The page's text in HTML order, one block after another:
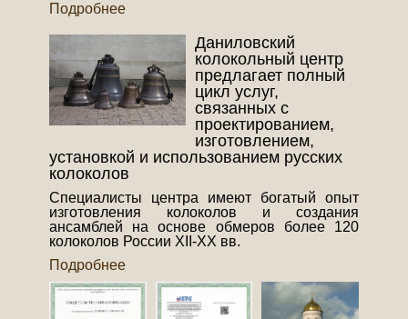
Подробнее
Даниловский
колокольный центр
предлагает полный
цикл услуг,
связанных с
проектированием,
изготовлением,
установкой и использованием русских
колоколов
Специалисты центра имеют богатый опыт
изготовления колоколов и создания
ансамблей на основе обмеров более 120
колоколов России XII-XX вв.
Подробнее